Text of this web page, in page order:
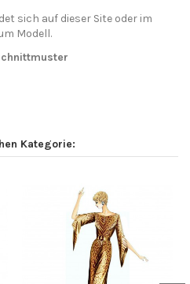
sich auf dieser Site oder im
Modell.
Kategorie: